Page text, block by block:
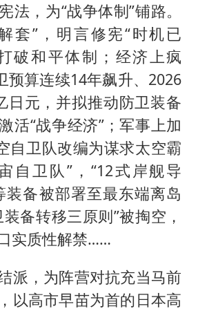
法，为“战争体制”铺路。
套”，明言修宪“时机已
破和平体制；经济上疯
预算连续14年飙升、2026
日元，并拟推动防卫装备
活“战争经济”；军事上加
自卫队改编为谋求太空霸
自卫队”，“12式岸舰导
装备被部署至最东端离岛
备转移三原则”被掏空，
实质性解禁……
派，为阵营对抗充当马前
以高市早苗为首的日本高